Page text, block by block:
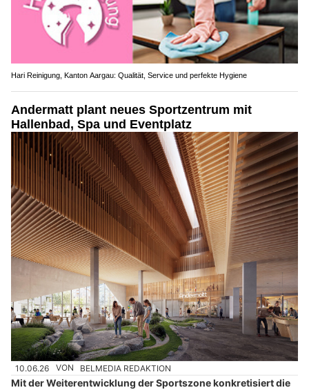
Hari Reinigung, Kanton Aargau: Qualität, Service und perfekte Hygiene
Andermatt plant neues Sportzentrum mit
Hallenbad, Spa und Eventplatz
10.06.26 VON BELMEDIA REDAKTION
Mit der Weiterentwicklung der Sportszone konkretisiert die